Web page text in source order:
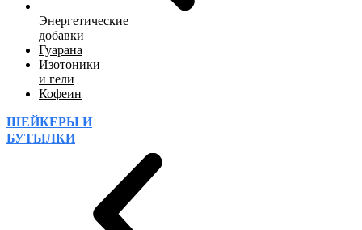
Энергетические
добавки
Гуарана
Изотоники
и гели
Кофеин
ШЕЙКЕРЫ И
БУТЫЛКИ